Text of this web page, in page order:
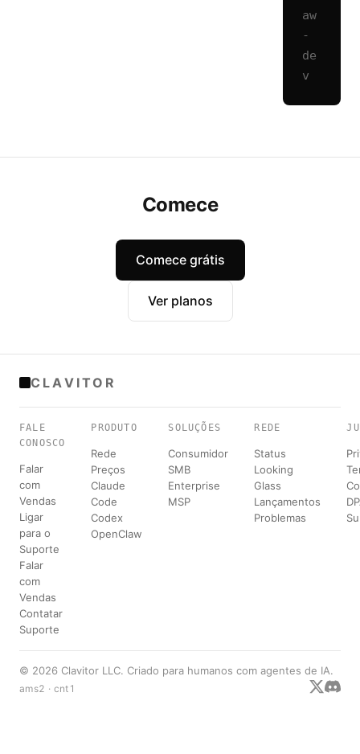
aw
-
de
v
Comece
Comece grátis
Ver planos
CLAVITOR
FALE
CONOSCO
Falar
com
Vendas
Ligar
para o
Suporte
Falar
com
Vendas
Contatar
Suporte
PRODUTO
Rede
Preços
Claude
Code
Codex
OpenClaw
SOLUÇÕES
Consumidor
SMB
Enterprise
MSP
REDE
Status
Looking
Glass
Lançamentos
Problemas
© 2026 Clavitor LLC. Criado para humanos com agentes de IA.
ams2 · cnt1